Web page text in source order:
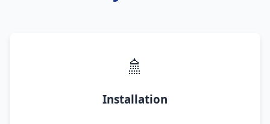
🚿
Installation